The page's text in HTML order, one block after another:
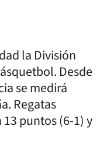
la División
Desde
se medirá
Regatas
puntos (6-1) y